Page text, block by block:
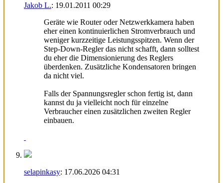
Jakob L.: 19.01.2011 00:29
Geräte wie Router oder Netzwerkkamera haben
eher einen kontinuierlichen Stromverbrauch und
weniger kurzzeitige Leistungsspitzen. Wenn der
Step-Down-Regler das nicht schafft, dann solltest
du eher die Dimensionierung des Reglers
überdenken. Zusätzliche Kondensatoren bringen
da nicht viel.
Falls der Spannungsregler schon fertig ist, dann
kannst du ja vielleicht noch für einzelne
Verbraucher einen zusätzlichen zweiten Regler
einbauen.
selapinkasy: 17.06.2026 04:31